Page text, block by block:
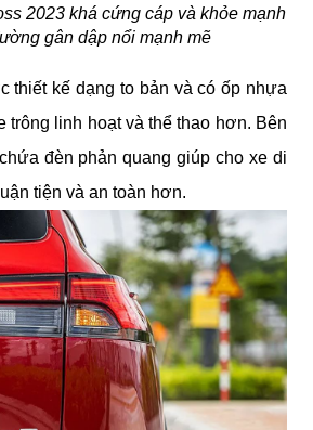
2023 khá cứng cáp và khỏe mạnh
gân dập nổi mạnh mẽ
thiết kế dạng to bản và có ốp nhựa
trông linh hoạt và thể thao hơn. Bên
đèn phản quang giúp cho xe di
tiện và an toàn hơn.